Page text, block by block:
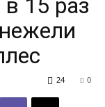
15 раз
0
24